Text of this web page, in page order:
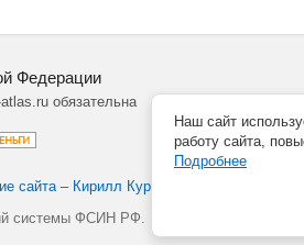
Федерации
обязательна
сайта – Кирилл Курек
системы ФСИН РФ.
Наш сайт
работу сайта,
Подробнее